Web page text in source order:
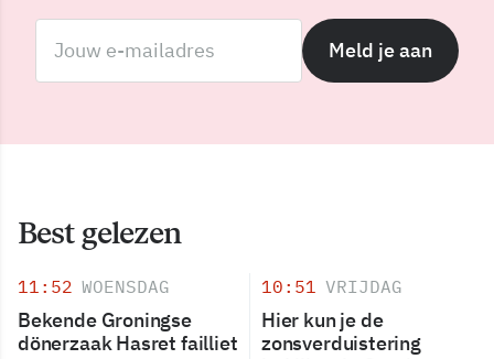
Meld je aan
Best gelezen
11:52 WOENSDAG
Bekende Groningse
dönerzaak Hasret failliet
10:51 VRIJDAG
Hier kun je de
zonsverduistering